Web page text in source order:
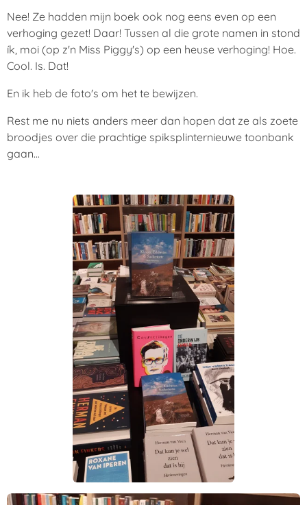
Nee! Ze hadden mijn boek ook nog eens even op een
verhoging gezet! Daar! Tussen al die grote namen in stond
ík, moi (op z'n Miss Piggy's) op een heuse verhoging! Hoe.
Cool. Is. Dat!
En ik heb de foto's om het te bewijzen.
Rest me nu niets anders meer dan hopen dat ze als zoete
broodjes over die prachtige spiksplinternieuwe toonbank
gaan...